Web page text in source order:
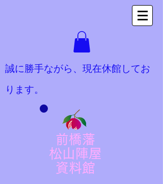
​誠に勝手ながら、現在休館してお
ります。
前橋藩
松山陣屋
​資料館